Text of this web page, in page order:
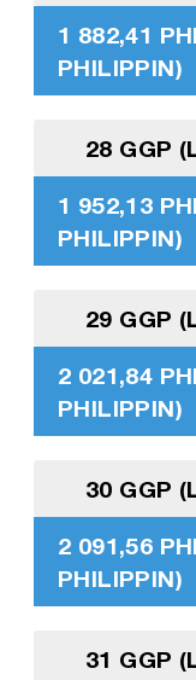
1 882,41
PHILIPPIN)
28 GGP
1 952,13
PHILIPPIN)
29 GGP
2 021,84
PHILIPPIN)
30 GGP
2 091,56
PHILIPPIN)
31 GGP